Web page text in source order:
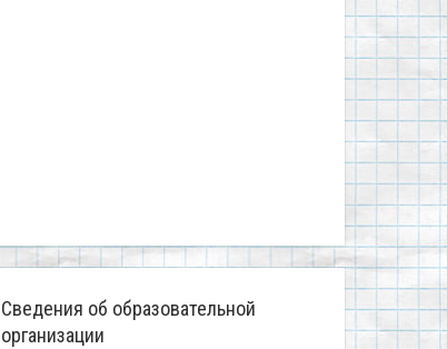
Сведения об образовательной
организации